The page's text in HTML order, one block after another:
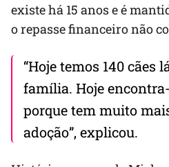
existe há 15 anos e é
o repasse financeiro não
“Hoje temos 140 cães
família. Hoje
porque tem muito
adoção”, explicou.